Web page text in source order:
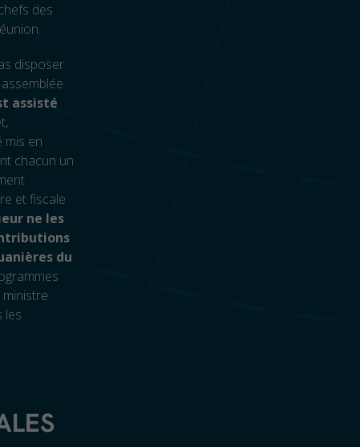
des
disposer
assisté
mis en
chacun un
et fiscale
ne les
du
les